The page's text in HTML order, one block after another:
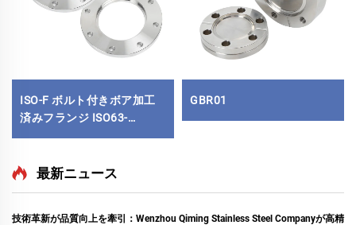
ISO-F ボルト付きボア加工
済みフランジ ISO63-
SS316L CNC加工 真空継手
GBR01
最新ニュース
技術革新が品質向上を牽引：Wenzhou Qiming Stainless Steel Companyが高精